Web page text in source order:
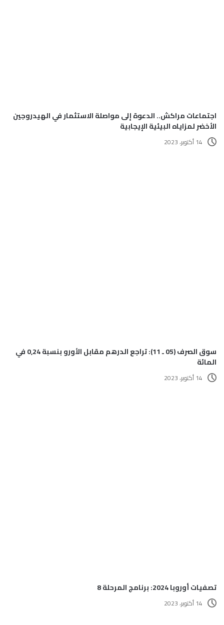
اجتماعات مراكش.. الدعوة إلى مواصلة الاستثمار في الهيدروجين
الأخضر لمزاياه البيئية الإيجابية
14 أكتوبر، 2023
سوق الصرف (05 ـ 11): تراجع الدرهم مقابل الأورو بنسبة 0,24 في
المائة
14 أكتوبر، 2023
تصفيات أوروبا 2024: برنامج المرحلة 8
14 أكتوبر، 2023